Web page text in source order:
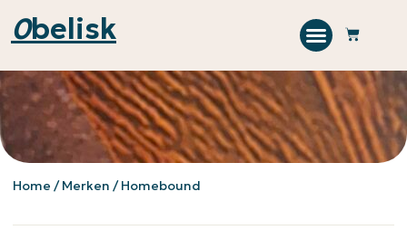
0belisk
Home / Merken / Homebound